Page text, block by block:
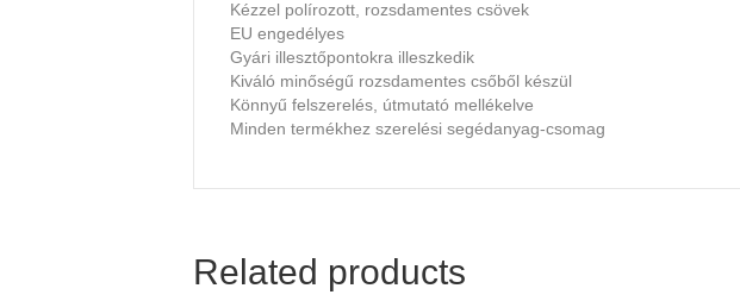
Kézzel polírozott, rozsdamentes csövek
EU engedélyes
Gyári illesztőpontokra illeszkedik
Kiváló minőségű rozsdamentes csőből készül
Könnyű felszerelés, útmutató mellékelve
Minden termékhez szerelési segédanyag-csomag
Related products